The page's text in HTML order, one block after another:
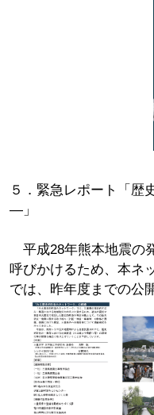
５．緊急レポート「歴
―」
平成28年熊本地震の
呼びかけるため、本ネ
では、昨年度までの公